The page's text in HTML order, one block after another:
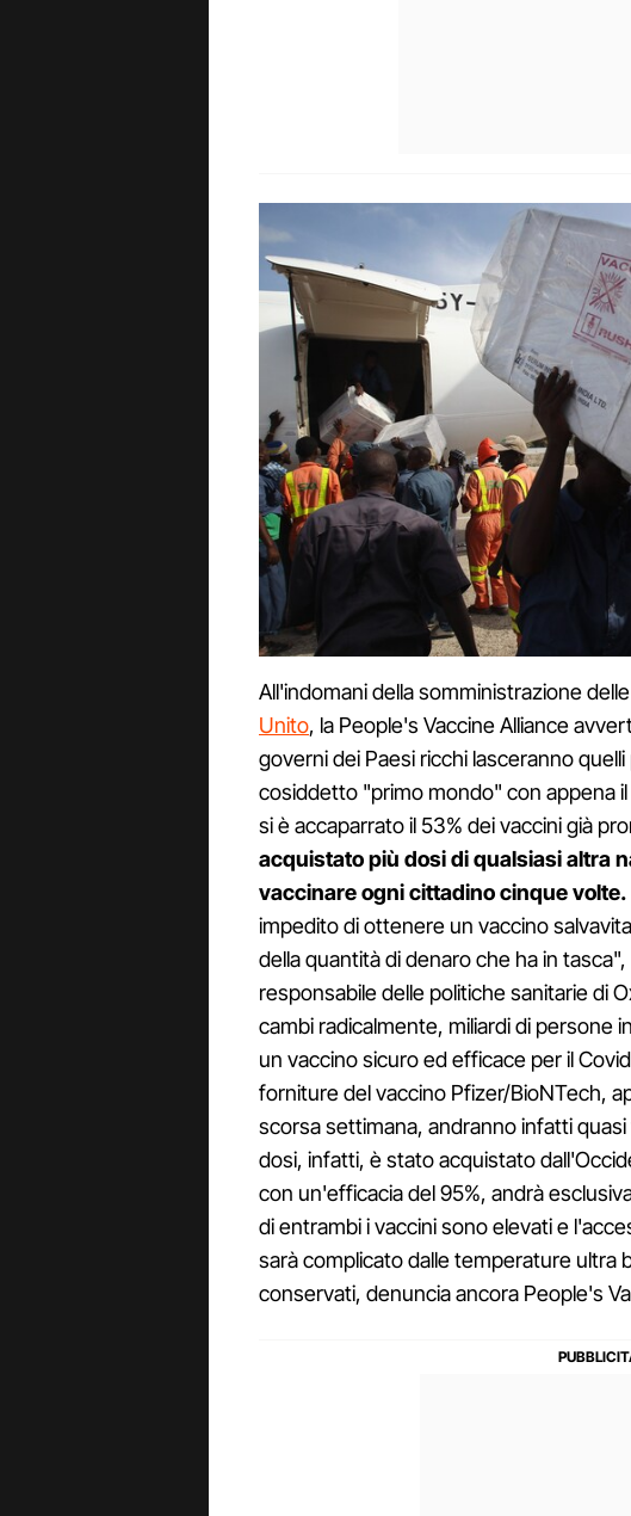
All'indomani della somministrazione
Unito, la People's Vaccine Alliance
governi dei Paesi ricchi lasceranno
cosiddetto "primo mondo" con appena
si è accaparrato il 53% dei vaccini già
acquistato più dosi di qualsiasi altra
vaccinare ogni cittadino cinque volte.
impedito di ottenere un vaccino
della quantità di denaro che ha in
responsabile delle politiche sanitarie di
cambi radicalmente, miliardi di persone
un vaccino sicuro ed efficace per il
forniture del vaccino Pfizer/BioNTech,
scorsa settimana, andranno infatti quasi
dosi, infatti, è stato acquistato
con un'efficacia del 95%, andrà
di entrambi i vaccini sono elevati e
sarà complicato dalle temperature ultra
conservati, denuncia ancora People's